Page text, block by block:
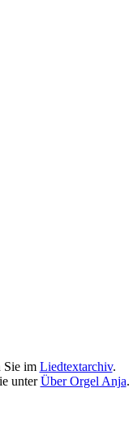
Sie im Liedtextarchiv.
unterÜber Orgel Anja.